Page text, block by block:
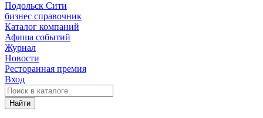
Подольск Сити
бизнес справочник
Каталог компаний
Афиша событий
Журнал
Новости
Ресторанная премия
Вход
Найти